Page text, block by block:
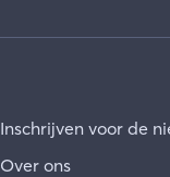
Inschrijven voor de
Over ons